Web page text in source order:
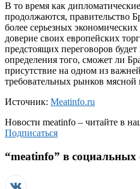
В то время как
продолжаются, правительство
более серьезных
доверие своих европейских
предстоящих переговоров
определения того, сможет ли
присутствие на одном из
требовательных рынков
Источник: Meatinfo.ru
Новости meatinfo – читайте в
Подписаться
“meatinfo” в социальных